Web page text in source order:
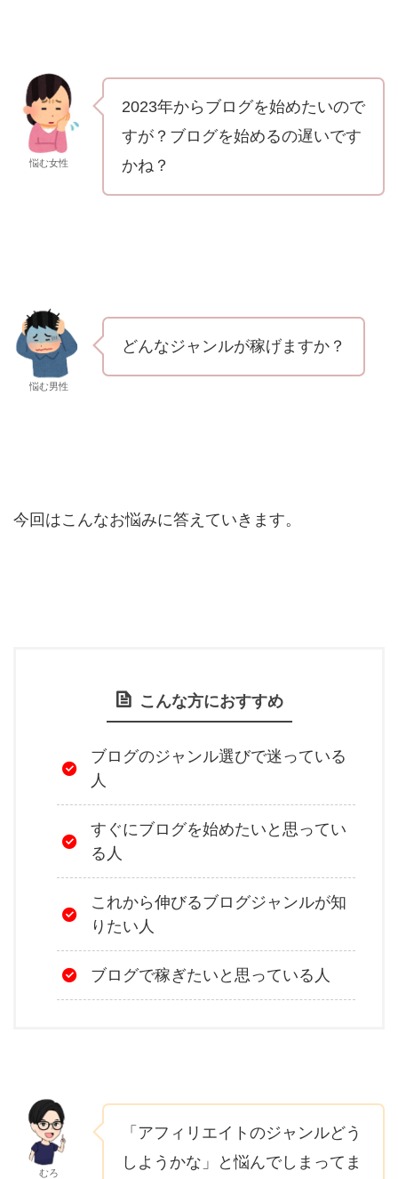
悩む女性
2023年からブログを始めたいので
すが？ブログを始めるの遅いです
かね？
悩む男性
どんなジャンルが稼げますか？
今回はこんなお悩みに答えていきます。
こんな方におすすめ
ブログのジャンル選びで迷っている
人
すぐにブログを始めたいと思ってい
る人
これから伸びるブログジャンルが知
りたい人
ブログで稼ぎたいと思っている人
むろ
「アフィリエイトのジャンルどう
しようかな」と悩んでしまってま